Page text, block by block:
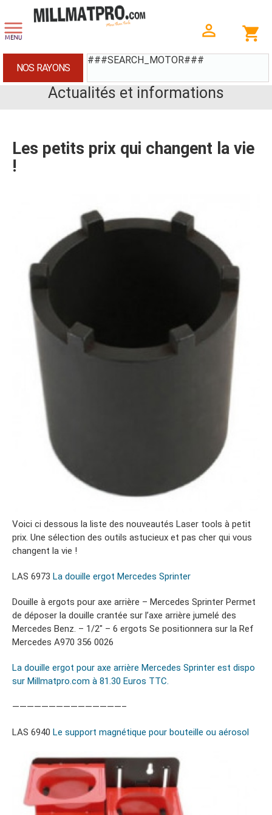
###SEARCH_MOTOR###
NOS RAYONS
Actualités et informations
Les petits prix qui changent la vie
!
Voici ci dessous la liste des nouveautés Laser tools à petit
prix. Une sélection des outils astucieux et pas cher qui vous
changent la vie !
LAS 6973 La douille ergot Mercedes Sprinter
Douille à ergots pour axe arrière – Mercedes Sprinter Permet
de déposer la douille crantée sur l’axe arrière jumelé des
Mercedes Benz. – 1/2″ – 6 ergots Se positionnera sur la Ref
Mercedes A970 356 0026
La douille ergot pour axe arrière Mercedes Sprinter est dispo
sur Millmatpro.com à 81.30 Euros TTC.
———————————————–
LAS 6940 Le support magnétique pour bouteille ou aérosol